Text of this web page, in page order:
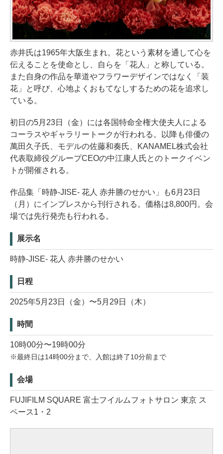
赤井氏は1965年大阪生まれ。花という素材を通して心を
伝えることを使命とし、自らを「花人」と称している。
また自身の作品を華道やフラワーデザインではなく「装
花」と呼び、心地よくおもてなしするための花を追求し
ている。
初日の5月23日（金）には各国特命全権大使夫人による
コーラスやギャラリートークが行われる。以降も俳優の
萬田久子氏、モデルの佐藤和奏氏、KANAMEL株式会社
代表取締役グループCEOの中江康人氏とのトークイベン
トが開催される。
作品集「時静-JISE- 花人 赤井勝のせかい」も6月23日
（月）にインプレスから刊行される。価格は8,800円。会
場では先行発売も行われる。
展示名
時静-JISE- 花人 赤井勝のせかい
日程
2025年5月23日（金）〜5月29日（木）
時間
10時00分〜19時00分
※最終日は14時00分まで、入館は終了10分前まで
会場
FUJIFILM SQUARE 富士フイルムフォトサロン 東京 ス
ペース1・2